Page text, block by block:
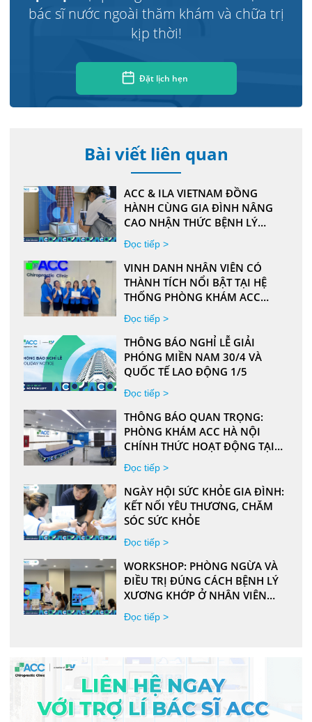
bác sĩ nước ngoài thăm khám và chữa trị
kịp thời!
Đặt lịch hẹn
Bài viết liên quan
ACC & ILA VIETNAM ĐỒNG
HÀNH CÙNG GIA ĐÌNH NÂNG
CAO NHẬN THỨC BỆNH LÝ
XƯƠNG KHỚP HỌC ĐƯỜNG
Đọc tiếp >
VINH DANH NHÂN VIÊN CÓ
THÀNH TÍCH NỔI BẬT TẠI HỆ
THỐNG PHÒNG KHÁM ACC
NĂM 2024
Đọc tiếp >
THÔNG BÁO NGHỈ LỄ GIẢI
PHÓNG MIỀN NAM 30/4 VÀ
QUỐC TẾ LAO ĐỘNG 1/5
Đọc tiếp >
THÔNG BÁO QUAN TRỌNG:
PHÒNG KHÁM ACC HÀ NỘI
CHÍNH THỨC HOẠT ĐỘNG TẠI
ĐỊA CHỈ MỚI
Đọc tiếp >
NGÀY HỘI SỨC KHỎE GIA ĐÌNH:
KẾT NỐI YÊU THƯƠNG, CHĂM
SÓC SỨC KHỎE
Đọc tiếp >
WORKSHOP: PHÒNG NGỪA VÀ
ĐIỀU TRỊ ĐÚNG CÁCH BỆNH LÝ
XƯƠNG KHỚP Ở NHÂN VIÊN
VĂN PHÒNG
Đọc tiếp >